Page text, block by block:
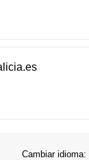
Cambiar idioma: